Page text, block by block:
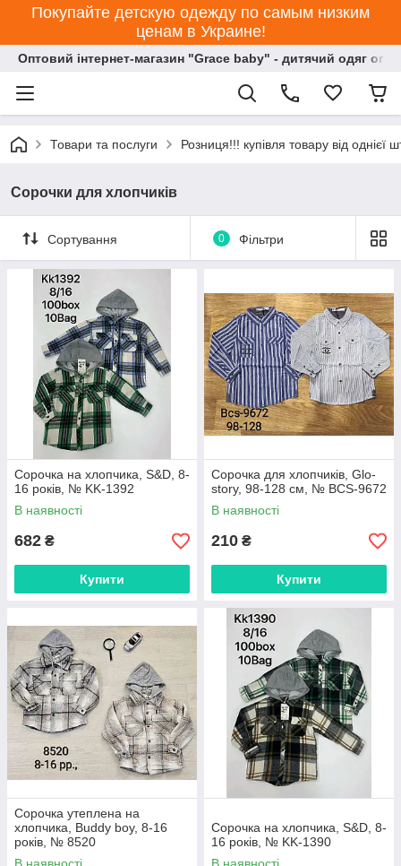
Покупайте детскую одежду по самым низким
ценам в Украине!
Оптовий інтернет-магазин "Grace baby" - дитячий одяг
Товари та послуги Розниця!!! купівля товару від однієї
Сорочки для хлопчиків
Сортування 0 Фільтри
Сорочка на хлопчика, S&D, 8-
16 років, № KK-1392
В наявності
682 ₴
Купити
Сорочка для хлопчиків, Glo-
story, 98-128 см, № BCS-9672
В наявності
210 ₴
Купити
Сорочка утеплена на
хлопчика, Buddy boy, 8-16
років, № 8520
Сорочка на хлопчика, S&D, 8-
16 років, № KK-1390